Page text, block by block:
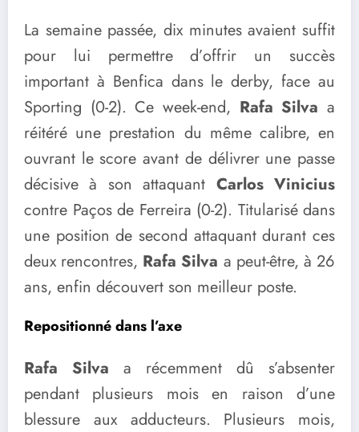
La semaine passée, dix minutes avaient suffit
pour lui permettre d’offrir un succès
important à Benfica dans le derby, face au
Sporting (0-2). Ce week-end, Rafa Silva a
réitéré une prestation du même calibre, en
ouvrant le score avant de délivrer une passe
décisive à son attaquant Carlos Vinicius
contre Paços de Ferreira (0-2). Titularisé dans
une position de second attaquant durant ces
deux rencontres, Rafa Silva a peut-être, à 26
ans, enfin découvert son meilleur poste.
Repositionné dans l’axe
Rafa Silva a récemment dû s’absenter
pendant plusieurs mois en raison d’une
blessure aux adducteurs. Plusieurs mois,